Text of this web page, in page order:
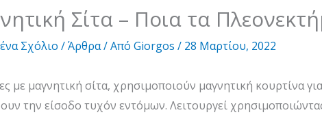
Σίτα – Ποια τα
Σχόλιο /Άρθρα/ Από Giorgos / 28 Μαρτίου, 2022
με μαγνητική σίτα, χρησιμοποιούν μαγνητική κουρτίνα
την είσοδο τυχόν εντόμων. Λειτουργεί